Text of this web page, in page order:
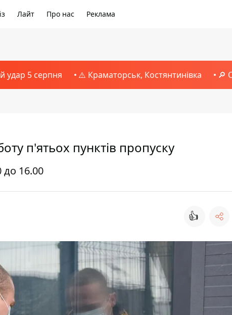
Лайт Про нас Реклама
удар 5 серпня ⚠️ Краматорськ, Костянтинівка 🔎
п'ятьох пунктів пропуску
16.00
👍